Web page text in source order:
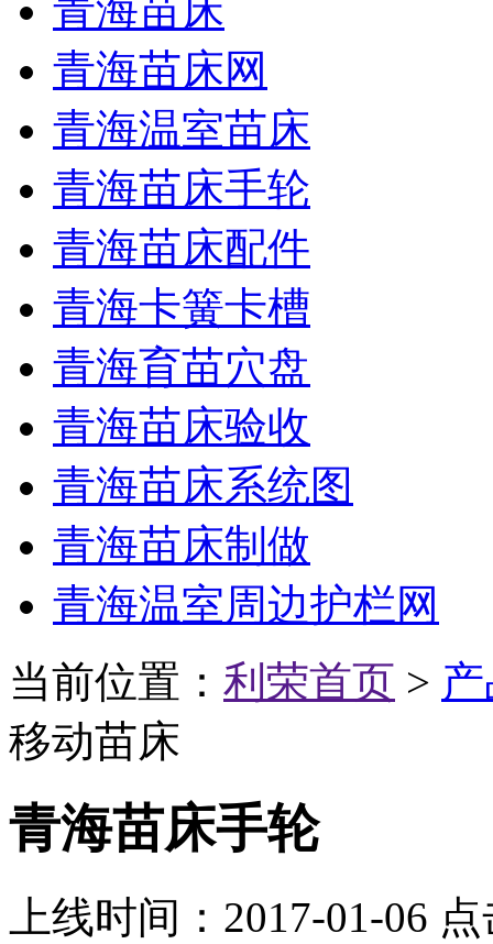
青海苗床
青海苗床网
青海温室苗床
青海苗床手轮
青海苗床配件
青海卡簧卡槽
青海育苗穴盘
青海苗床验收
青海苗床系统图
青海苗床制做
青海温室周边护栏网
当前位置： 利荣首页 >
移动苗床
青海苗床手轮
上线时间：2017-01-06